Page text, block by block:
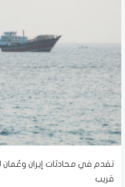
تقدم في محادثات إيران
قريب